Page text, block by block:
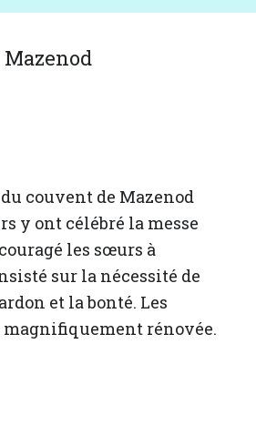
couvent de Mazenod
y ont célébré la messe
les sœurs à
sur la nécessité de
et la bonté. Les
rénovée.